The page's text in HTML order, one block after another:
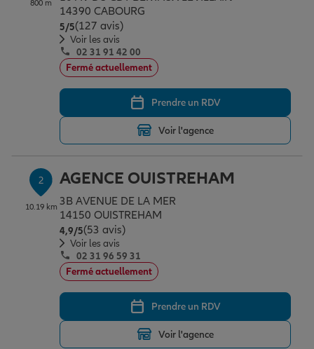
Assurance emprunteur
Prévoyance et dépendance
Assurance animal de compagnie
Protection de la famille
Protection juridique
Épargne & retraite
Plan épargne retraite
Assurance vie
Placements financiers
Investissements immobiliers
Transmission
Vos projets
Partir en vacances
Déménager
Changer de voiture
Départ à la retraite
Conseil assurance
Outre-mer
Assurance auto
Assurance habitation
Professionnels
Allianz en France
800 m
14390 CABOURG
5/5Note de 5 sur 5
(127 avis)
Voir les avis
02 31 91 42 00
Fermé actuellement
Prendre un RDV
Voir l'agence
2
10.19 km
AGENCE OUISTREHAM
3B AVENUE DE LA MER
14150 OUISTREHAM
4,9/5Note de 4.9 sur 5
(53 avis)
Voir les avis
02 31 96 59 31
Fermé actuellement
Prendre un RDV
Voir l'agence